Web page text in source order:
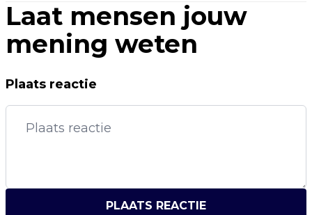
Laat mensen jouw
mening weten
Plaats reactie
PLAATS REACTIE